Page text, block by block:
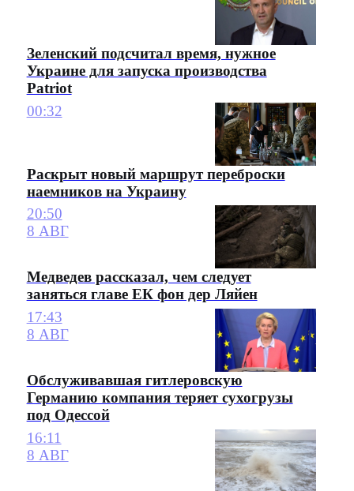
Зеленский подсчитал время, нужное
Украине для запуска производства
Patriot
00:32
Раскрыт новый маршрут переброски
наемников на Украину
20:50
8 АВГ
Медведев рассказал, чем следует
заняться главе ЕК фон дер Ляйен
17:43
8 АВГ
Обслуживавшая гитлеровскую
Германию компания теряет сухогрузы
под Одессой
16:11
8 АВГ